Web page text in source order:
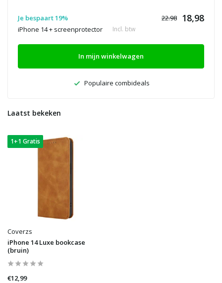
Je bespaart 19% 22.98 18,98
iPhone 14 + screenprotector Incl. btw
In mijn winkelwagen
Populaire combideals
Laatst bekeken
1+1 Gratis
Coverzs
iPhone 14 Luxe bookcase
(bruin)
€12,99